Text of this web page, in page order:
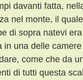
davanti fatta,
nel monte, il
di sopra natevi
in una delle
come che da
di tutti questa